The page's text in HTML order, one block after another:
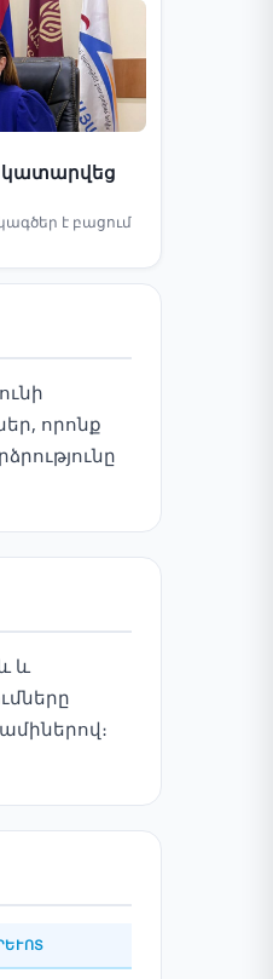
կատարվեց
է բացում
որոնք
և